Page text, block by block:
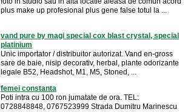
plus make up profesional plus gene false totul la ...
vand pure by magi special cox blast crystal, special
platinium
Unic importator / distribuitor autorizat. Vand en-gross
sare de baie, nisip decorativ, herbal, plante odorizante
legale B52, Headshot, M1, M5, Stoned, ...
femei constanta
Poti intra cu 100 ron jumatate de ora. TEL:
0728848848, 0767523999 Strada Dumitru Marinescu